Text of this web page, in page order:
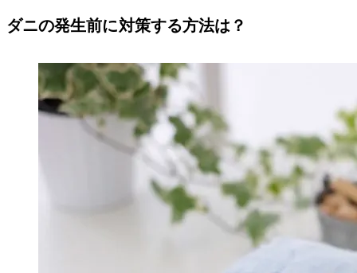
ダニの発生前に対策する方法は？